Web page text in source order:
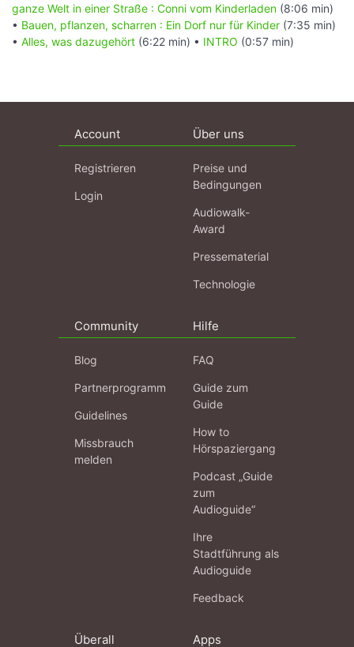
ganze Welt in einer Straße : Conni vom Kinderladen (8:06 min)
• Bauen, pflanzen, scharren : Ein Dorf nur für Kinder (7:35 min)
• Alles, was dazugehört (6:22 min) • INTRO (0:57 min)
Account
Registrieren
Login
Über uns
Preise und
Bedingungen
Audiowalk-
Award
Pressematerial
Technologie
Community
Blog
Partnerprogramm
Guidelines
Missbrauch
melden
Hilfe
FAQ
Guide zum
Guide
How to
Hörspaziergang
Podcast „Guide
zum
Audioguide“
Ihre
Stadtführung als
Audioguide
Feedback
Überall Apps